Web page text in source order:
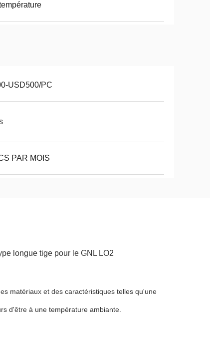
USD500/PC
PAR MOIS
longue tige pour le GNL LO2
matériaux et des caractéristiques telles qu'une
d'être à une température ambiante.